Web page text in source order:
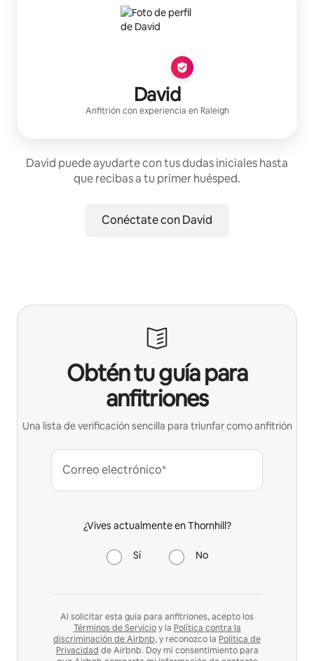
David
Anfitrión con experiencia en Raleigh
David puede ayudarte con tus dudas iniciales hasta
que recibas a tu primer huésped.
Conéctate con David
Obtén tu guía para
anfitriones
Una lista de verificación sencilla para triunfar como anfitrión
Correo electrónico*
¿Vives actualmente en Thornhill?
Sí No
Al solicitar esta guía para anfitriones, acepto los
Términos de Servicioy la Política contra la
discriminación de Airbnb,y reconozco la Política de
Privacidad de Airbnb. Doy mi consentimiento para